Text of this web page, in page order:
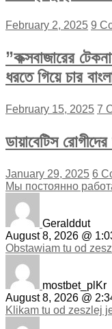
February 2, 2025 9
”কক্সবাজারের
ধরতে গিয়ে চার
February 15, 2025 7
ডায়াবেটিস
January 29, 2025 6
Мы постоянно
Geralddut
August 8, 2026 @
Obstawiam tu od
mostbet_plKr
August 8, 2026 @
Klikam tu od zeszlej